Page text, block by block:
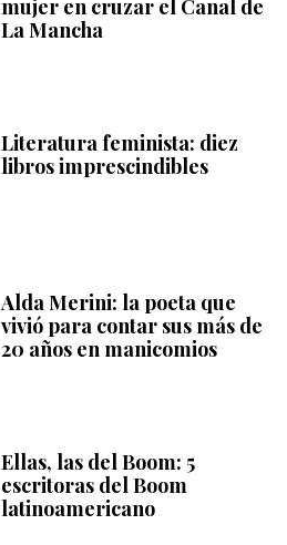
mujer en cruzar el Canal de
La Mancha
Literatura feminista: diez
libros imprescindibles
Alda Merini: la poeta que
vivió para contar sus más de
20 años en manicomios
Ellas, las del Boom: 5
escritoras del Boom
latinoamericano